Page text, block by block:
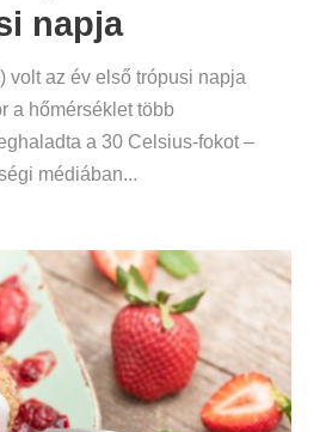
napja
volt az év első trópusi napja
a hőmérséklet több
a 30 Celsius-fokot –
médiában...